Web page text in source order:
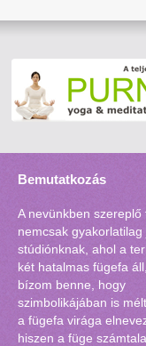
Bemutatkozás
A nevünkben szereplő
nemcsak gyakorlatilag
stúdiónknak, ahol a
két hatalmas fügefa
bízom benne, hogy
szimbolikájában is
a fügefa virága
hiszen a füge